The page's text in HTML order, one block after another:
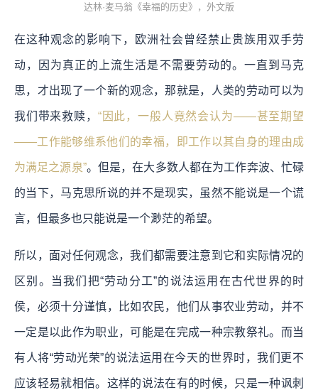
达林·麦马翁《幸福的历史》，外文版
在这种观念的影响下，欧洲社会曾经禁止贵族用双手劳
动，因为真正的上流生活是不需要劳动的。一直到马克
思，才出现了一个新的观念，那就是，人类的劳动可以为
我们带来救赎， “因此，一般人竟然会认为——甚至期望
——工作能够维系他们的幸福，即工作以其自身的理由成
为满足之源泉”。但是，在大多数人都在为工作奔波、忙碌
的当下，马克思所说的并不是现实，虽然不能说是一个谎
言，但最多也只能说是一个渺茫的希望。
所以，面对任何观念，我们都需要注意到它和实际情况的
区别。当我们把“劳动分工”的说法运用在古代世界的时
侯，必须十分谨慎，比如农民，他们从事农业劳动，并不
一定是以此作为职业，可能是在完成一种宗教祭礼。而当
有人将“劳动光荣”的说法运用在今天的世界时，我们更不
应该轻易就相信。这样的说法在有的时候，只是一种讽刺